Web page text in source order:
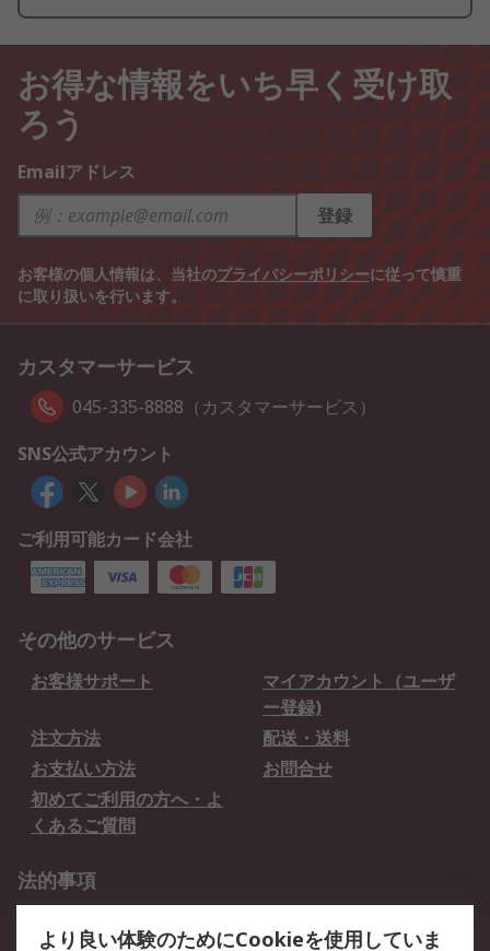
お得な情報をいち早く受け取
ろう
Emailアドレス
登録
お客様の個人情報は、当社のプライバシーポリシーに従って慎重
に取り扱いを行います。
カスタマーサービス
045-335-8888（カスタマーサービス）
SNS公式アカウント
ご利用可能カード会社
その他のサービス
お客様サポート
マイアカウント（ユーザ
ー登録)
注文方法
配送・送料
お支払い方法
お問合せ
初めてご利用の方へ・よ
くあるご質問
法的事項
より良い体験のためにCookieを使用していま